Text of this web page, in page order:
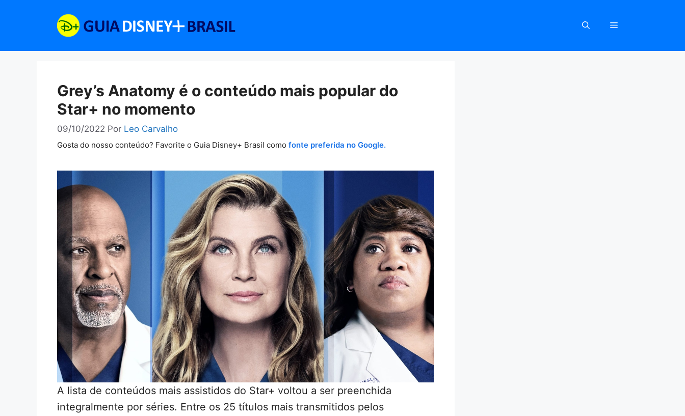
Grey’s Anatomy é o conteúdo mais popular do
Star+ no momento
09/10/2022 Por Leo Carvalho
Gosta do nosso conteúdo? Favorite o Guia Disney+ Brasil como fonte preferida no Google.
A lista de conteúdos mais assistidos do Star+ voltou a ser preenchida
integralmente por séries. Entre os 25 títulos mais transmitidos pelos